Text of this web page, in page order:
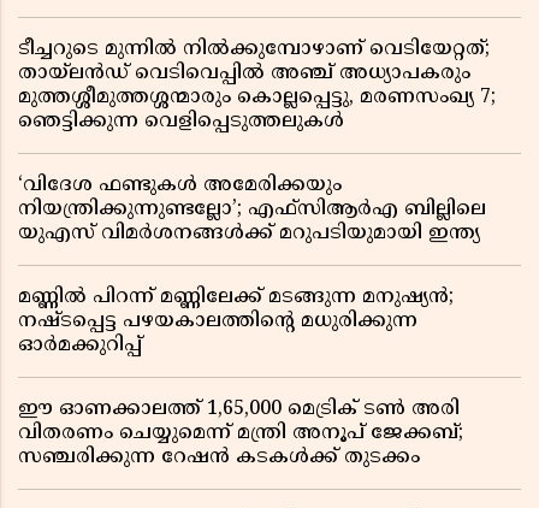
ടീച്ചറുടെ മുന്നിൽ നിൽക്കുമ്പോഴാണ് വെടിയേറ്റത്;
തായ്‌ലൻഡ് വെടിവെപ്പിൽ അഞ്ച് അധ്യാപകരും
മുത്തശ്ശീമുത്തശ്ശന്മാരും കൊല്ലപ്പെട്ടു, മരണസംഖ്യ 7;
ഞെട്ടിക്കുന്ന വെളിപ്പെടുത്തലുകൾ
‘വിദേശ ഫണ്ടുകൾ അമേരിക്കയും
നിയന്ത്രിക്കുന്നുണ്ടല്ലോ’; എഫ്സിആർഎ ബില്ലിലെ
യുഎസ് വിമർശനങ്ങൾക്ക് മറുപടിയുമായി ഇന്ത്യ
മണ്ണിൽ പിറന്ന് മണ്ണിലേക്ക് മടങ്ങുന്ന മനുഷ്യൻ;
നഷ്ടപ്പെട്ട പഴയകാലത്തിൻ്റെ മധുരിക്കുന്ന
ഓർമക്കുറിപ്പ്
ഈ ഓണക്കാലത്ത് 1,65,000 മെട്രിക് ടൺ അരി
വിതരണം ചെയ്യുമെന്ന് മന്ത്രി അനൂപ് ജേക്കബ്;
സഞ്ചരിക്കുന്ന റേഷൻ കടകൾക്ക് തുടക്കം